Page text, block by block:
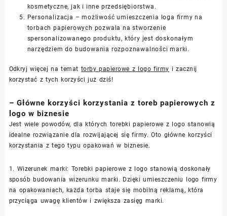
kosmetyczne, jak i inne przedsiębiorstwa.
Personalizacja – możliwość umieszczenia loga firmy na
torbach papierowych pozwala na stworzenie
spersonalizowanego produktu, który jest doskonałym
narzędziem do budowania rozpoznawalności marki.
Odkryj więcej na temat torby papierowe z logo firmy i zacznij
korzystać z tych korzyści już dziś!
– Główne korzyści korzystania z toreb papierowych z
logo w biznesie
Jest wiele powodów, dla których torebki papierowe z logo stanowią
idealne rozwiązanie dla rozwijającej się firmy. Oto główne korzyści
korzystania z tego typu opakowań w biznesie.
1. Wizerunek marki: Torebki papierowe z logo stanowią doskonały
sposób budowania wizerunku marki. Dzięki umieszczeniu logo firmy
na opakowaniach, każda torba staje się mobilną reklamą, która
przyciąga uwagę klientów i zwiększa zasięg marki.